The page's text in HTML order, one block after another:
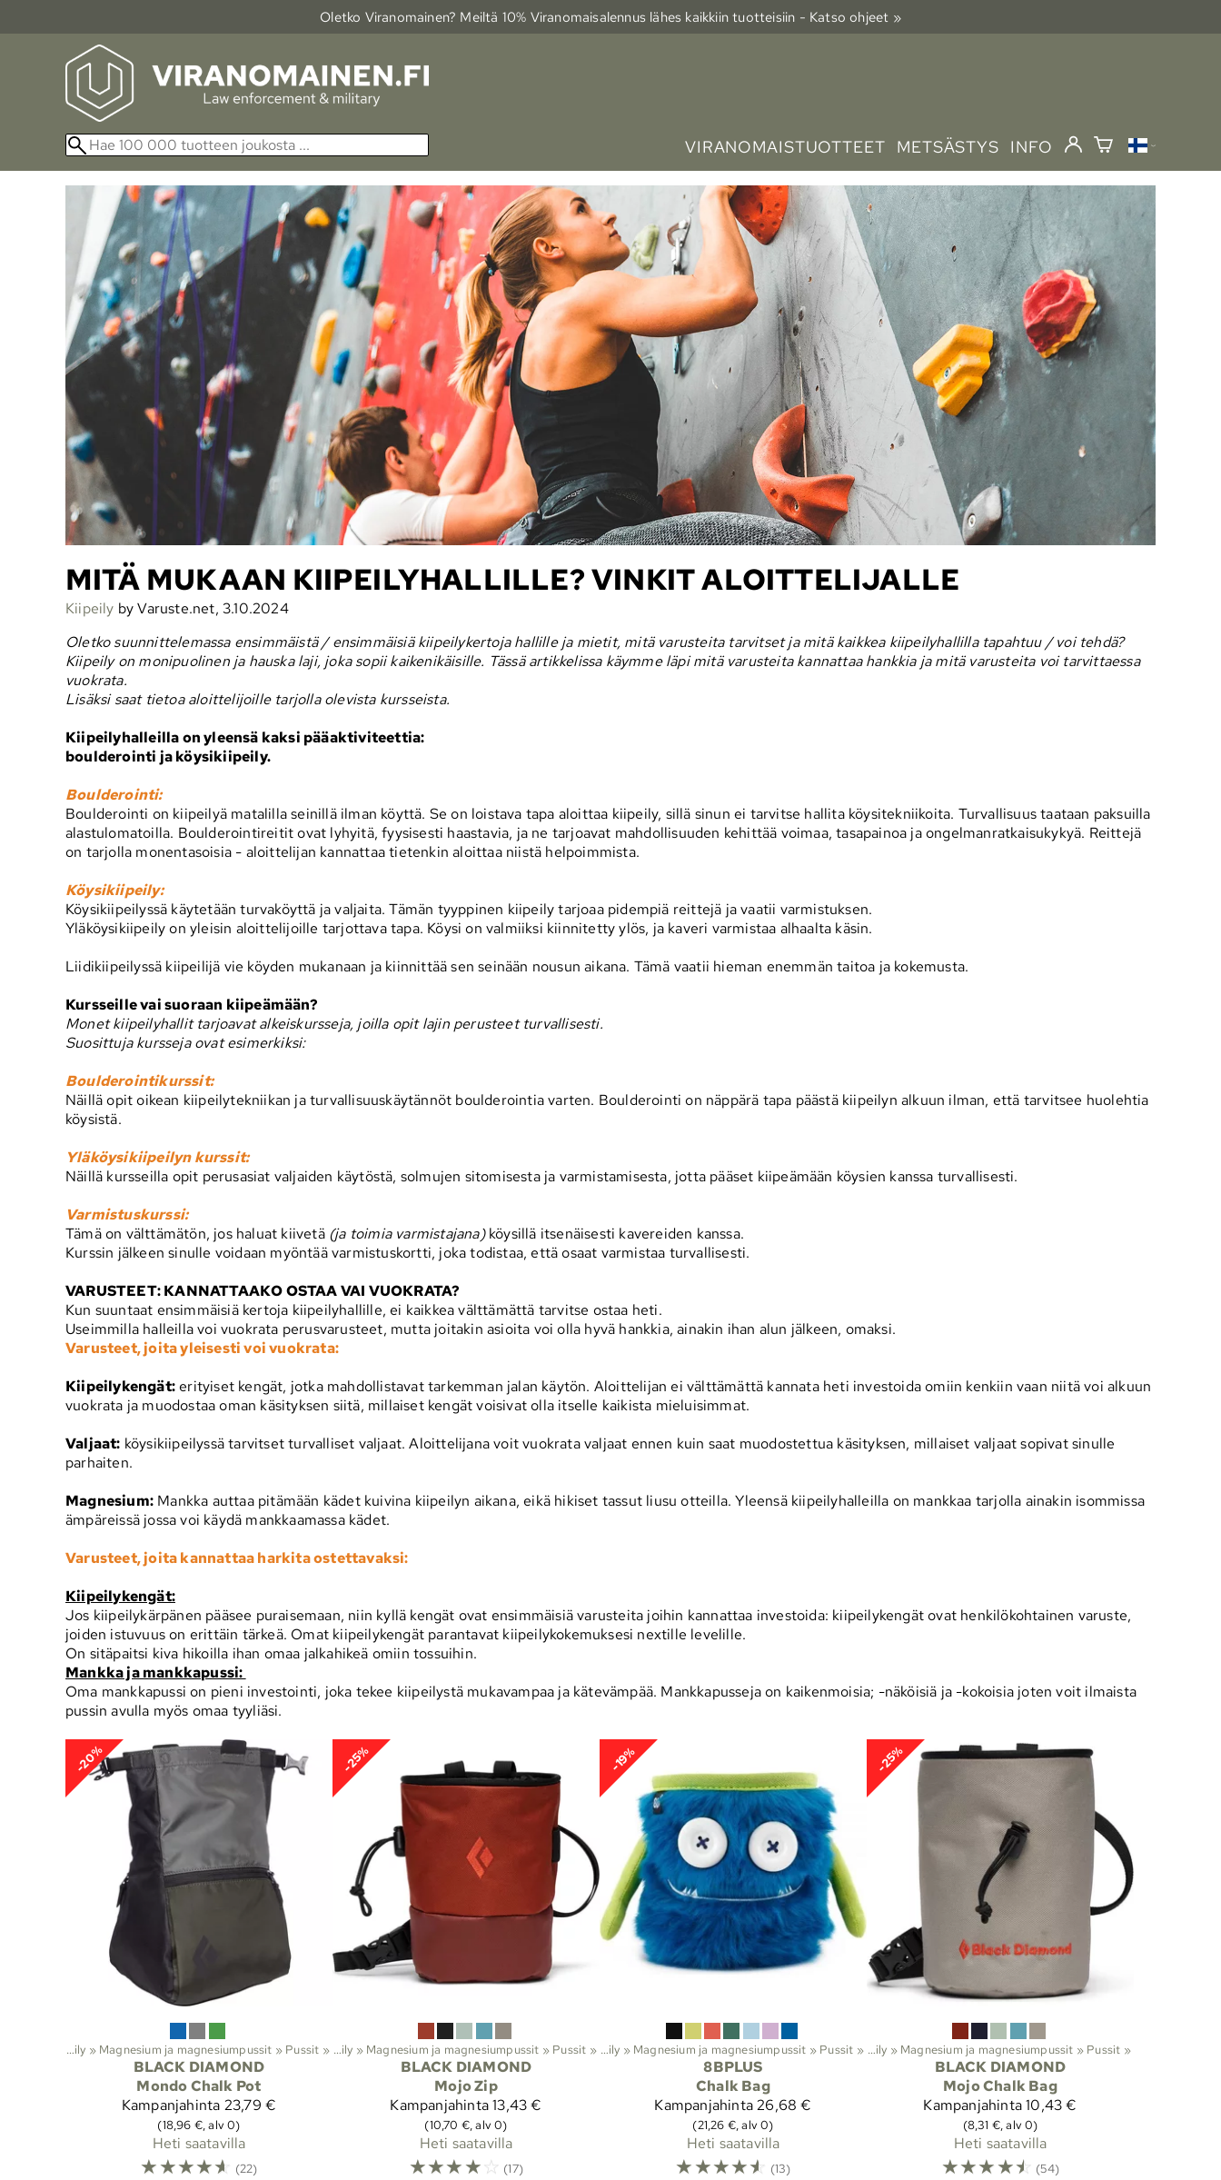
Oletko Viranomainen? Meiltä 10% Viranomais­alennus lähes kaikkiin tuotteisiin - Katso ohjeet »
VIRANOMAISTUOTTEET METSÄSTYS INFO
MITÄ MUKAAN KIIPEILYHALLILLE? VINKIT ALOITTELIJALLE
Kiipeily by Varuste.net, 3.10.2024
Oletko suunnittelemassa ensimmäistä / ensimmäisiä kiipeilykertoja hallille ja mietit, mitä varusteita tarvitset ja mitä kaikkea kiipeilyhallilla tapahtuu / voi tehdä?
Kiipeily on monipuolinen ja hauska laji, joka sopii kaikenikäisille. Tässä artikkelissa käymme läpi mitä varusteita kannattaa hankkia ja mitä varusteita voi tarvittaessa
vuokrata.
Lisäksi saat tietoa aloittelijoille tarjolla olevista kursseista.
Kiipeilyhalleilla on yleensä kaksi pääaktiviteettia:
boulderointi ja köysikiipeily.
Boulderointi:
Boulderointi on kiipeilyä matalilla seinillä ilman köyttä. Se on loistava tapa aloittaa kiipeily, sillä sinun ei tarvitse hallita köysitekniikoita. Turvallisuus taataan paksuilla
alastulomatoilla. Boulderointireitit ovat lyhyitä, fyysisesti haastavia, ja ne tarjoavat mahdollisuuden kehittää voimaa, tasapainoa ja ongelmanratkaisukykyä. Reittejä
on tarjolla monentasoisia - aloittelijan kannattaa tietenkin aloittaa niistä helpoimmista.
Köysikiipeily:
Köysikiipeilyssä käytetään turvaköyttä ja valjaita. Tämän tyyppinen kiipeily tarjoaa pidempiä reittejä ja vaatii varmistuksen.
Yläköysikiipeily on yleisin aloittelijoille tarjottava tapa. Köysi on valmiiksi kiinnitetty ylös, ja kaveri varmistaa alhaalta käsin.
Liidikiipeilyssä kiipeilijä vie köyden mukanaan ja kiinnittää sen seinään nousun aikana. Tämä vaatii hieman enemmän taitoa ja kokemusta.
Kursseille vai suoraan kiipeämään?
Monet kiipeilyhallit tarjoavat alkeiskursseja, joilla opit lajin perusteet turvallisesti.
Suosittuja kursseja ovat esimerkiksi:
Boulderointikurssit:
Näillä opit oikean kiipeilytekniikan ja turvallisuuskäytännöt boulderointia varten. Boulderointi on näppärä tapa päästä kiipeilyn alkuun ilman, että tarvitsee huolehtia
köysistä.
Yläköysikiipeilyn kurssit:
Näillä kursseilla opit perusasiat valjaiden käytöstä, solmujen sitomisesta ja varmistamisesta, jotta pääset kiipeämään köysien kanssa turvallisesti.
Varmistuskurssi:
Tämä on välttämätön, jos haluat kiivetä (ja toimia varmistajana)köysillä itsenäisesti kavereiden kanssa.
Kurssin jälkeen sinulle voidaan myöntää varmistuskortti, joka todistaa, että osaat varmistaa turvallisesti.
VARUSTEET: KANNATTAAKO OSTAA VAI VUOKRATA?
Kun suuntaat ensimmäisiä kertoja kiipeilyhallille, ei kaikkea välttämättä tarvitse ostaa heti.
Useimmilla halleilla voi vuokrata perusvarusteet, mutta joitakin asioita voi olla hyvä hankkia, ainakin ihan alun jälkeen, omaksi.
Varusteet, joita yleisesti voi vuokrata:
Kiipeilykengät:erityiset kengät, jotka mahdollistavat tarkemman jalan käytön. Aloittelijan ei välttämättä kannata heti investoida omiin kenkiin vaan niitä voi alkuun
vuokrata ja muodostaa oman käsityksen siitä, millaiset kengät voisivat olla itselle kaikista mieluisimmat.
Valjaat: köysikiipeilyssä tarvitset turvalliset valjaat. Aloittelijana voit vuokrata valjaat ennen kuin saat muodostettua käsityksen, millaiset valjaat sopivat sinulle
parhaiten.
Magnesium: Mankka auttaa pitämään kädet kuivina kiipeilyn aikana, eikä hikiset tassut liusu otteilla. Yleensä kiipeilyhalleilla on mankkaa tarjolla ainakin isommissa
ämpäreissä jossa voi käydä mankkaamassa kädet.
Varusteet, joita kannattaa harkita ostettavaksi:
Kiipeilykengät:
Jos kiipeilykärpänen pääsee puraisemaan, niin kyllä kengät ovat ensimmäisiä varusteita joihin kannattaa investoida: kiipeilykengät ovat henkilökohtainen varuste,
joiden istuvuus on erittäin tärkeä. Omat kiipeilykengät parantavat kiipeilykokemuksesi nextille levelille.
On sitäpaitsi kiva hikoilla ihan omaa jalkahikeä omiin tossuihin.
Mankka ja mankkapussi:
Oma mankkapussi on pieni investointi, joka tekee kiipeilystä mukavampaa ja kätevämpää. Mankkapusseja on kaikenmoisia; -näköisiä ja -kokoisia joten voit ilmaista
pussin avulla myös omaa tyyliäsi.
-20%
Kiipeily ‪» Magnesium ja magnesiumpussit ‪» Pussit ‪»
BLACK DIAMOND
Mondo Chalk Pot
Kampanjahinta 23,79 €
(18,96 €, alv 0)
Heti saatavilla
☆☆☆☆☆ (22)
-25%
Lajit‪» Kiipeily ‪» Magnesium ja magnesiumpussit ‪» Pussit ‪»
BLACK DIAMOND
Mojo Zip
Kampanjahinta13,43 €
(10,70 €, alv 0)
Heti saatavilla
☆☆☆☆☆ (17)
-19%
Lajit‪» Kiipeily ‪» Magnesium ja magnesiumpussit ‪» Pussit ‪»
8BPLUS
Chalk Bag
Kampanjahinta26,68 €
(21,26 €, alv 0)
Heti saatavilla
☆☆☆☆☆ (13)
-25%
Lajit‪» Kiipeily ‪» Magnesium ja magnesiumpussit ‪» Pussit ‪»
BLACK DIAMOND
Mojo Chalk Bag
Kampanjahinta10,43 €
(8,31 €, alv 0)
Heti saatavilla
☆☆☆☆☆ (54)